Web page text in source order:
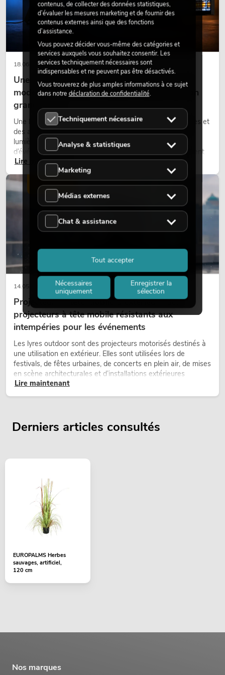
18.06.2026
Une touche rétro dans un design d'éclairage
moderne : pourquoi la lumière chaude fait son
grand retour
Une lumière très chaude, des surfaces lumineuses visibles et
des accents colorés caractérisent de nombreux designs
lumière actuels sur les scènes, dans les clubs et lors
d’événements. La lumière rétro n’est pas un effet purement
nostalgique, mais un outil de conception utilisé de manière
ciblée : elle crée une atmosphère, donne du caractère aux
scènes et peut rendre les configurations LED techniques plus
émotionnelles.
Lire maintenant
14.05.2026
Projecteurs à tête mobile d'extérieur : des
projecteurs à tête mobile résistants aux
intempéries pour les événements
Les lyres outdoor sont des projecteurs motorisés destinés à
une utilisation en extérieur. Elles sont utilisées lors de
festivals, de fêtes urbaines, de concerts en plein air, de mises
en scène architecturales et d’installations extérieures
temporaires.
Lire maintenant
ÉCLAIRAGE
Derniers articles consultés
EUROPALMS Herbes
sauvages, artificiel,
120 cm
Nos marques
contenus, de collecter des données statistiques,
d’évaluer les mesures marketing et de fournir des
contenus externes ainsi que des fonctions
d’assistance.
Vous pouvez décider vous-même des catégories et
services auxquels vous souhaitez consentir. Les
services techniquement nécessaires sont
indispensables et ne peuvent pas être désactivés.
Vous trouverez de plus amples informations à ce sujet
dans notre déclaration de confidentialité.
Techniquement nécessaire
Analyse & statistiques
Marketing
Médias externes
Chat & assistance
Nécessaires
uniquement
Enregistrer la
sélection
Tout accepter